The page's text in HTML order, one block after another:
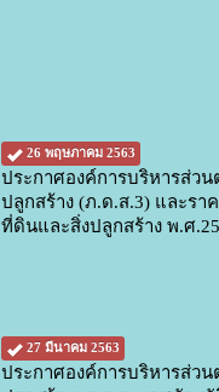
26 พฤษภาคม 2563
ประกาศองค์การบริหารส่ว
ปลูกสร้าง (ภ.ด.ส.3) และร
ที่ดินและสิ่งปลูกสร้าง พ.ศ
27 มีนาคม 2563
ประกาศองค์การบริหารส่ว